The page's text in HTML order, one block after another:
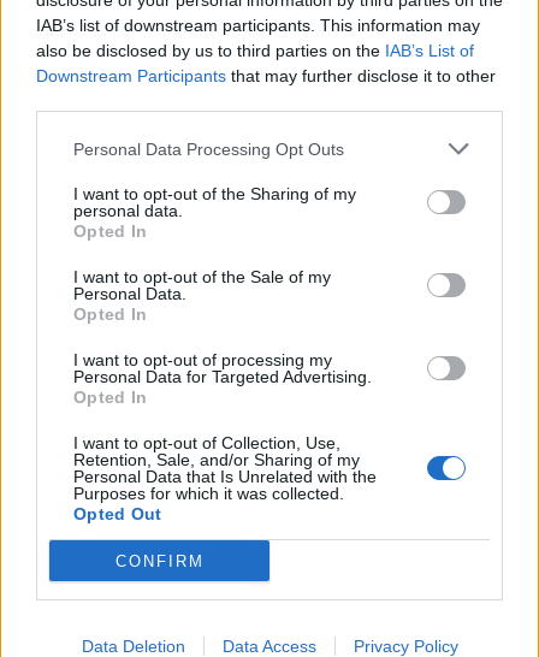
IAB’s list of downstream participants. This information may
also be disclosed by us to third parties on the IAB’s List of
Downstream Participants that may further disclose it to other
Personal Data Processing Opt Outs
I want to opt-out of the Sharing of my
personal data.
Opted In
I want to opt-out of the Sale of my
Personal Data.
Opted In
I want to opt-out of processing my
Personal Data for Targeted Advertising.
Opted In
I want to opt-out of Collection, Use,
Retention, Sale, and/or Sharing of my
Personal Data that Is Unrelated with the
Purposes for which it was collected.
Opted Out
CONFIRM
Data Deletion Data Access Privacy Policy
pátek...
Ty horka jsou již úmorná.....přesto